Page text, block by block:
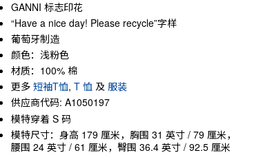
GANNI 标志印花
“Have a nice day! Please recycle”字样
葡萄牙制造
颜色：浅粉色
材质：100% 棉
更多 短袖T恤, T 恤 及 服装
供应商代码: A1050197
模特穿着 S 码
模特尺寸：身高 179 厘米，胸围 31 英寸 / 79 厘米，
腰围 24 英寸 / 61 厘米，臀围 36.4 英寸 / 92.5 厘米